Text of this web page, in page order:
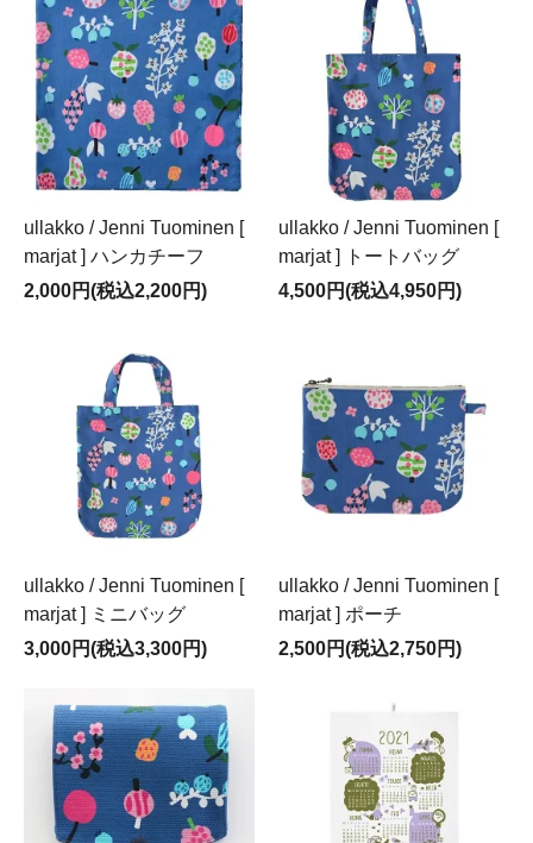
ullakko / Jenni Tuominen [
marjat ] ハンカチーフ
2,000円(税込2,200円)
ullakko / Jenni Tuominen [
marjat ] トートバッグ
4,500円(税込4,950円)
ullakko / Jenni Tuominen [
marjat ] ミニバッグ
3,000円(税込3,300円)
ullakko / Jenni Tuominen [
marjat ] ポーチ
2,500円(税込2,750円)